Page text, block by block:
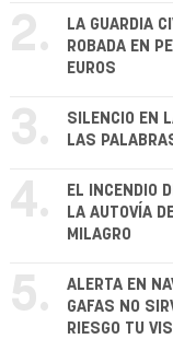
2.
LA GUARDIA
ROBADA EN
EUROS
3.
SILENCIO EN
LAS
4.
EL INCENDIO
LA AUTOVÍA
MILAGRO
5.
ALERTA EN
GAFAS NO
RIESGO TU